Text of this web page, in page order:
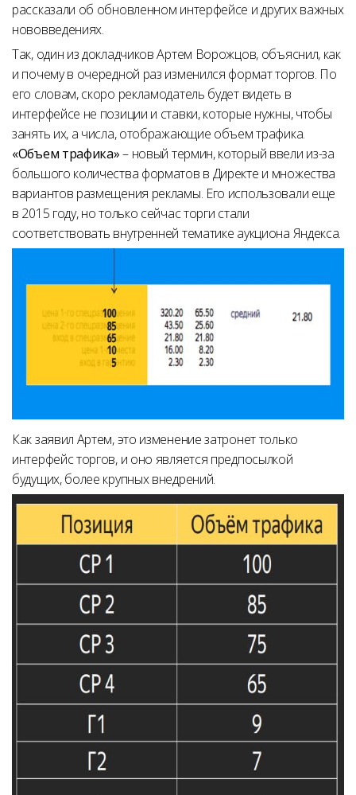
рассказали об обновленном интерфейсе и других важных
нововведениях.
Так, один из докладчиков Артем Ворожцов, объяснил, как
и почему в очередной раз изменился формат торгов. По
его словам, скоро рекламодатель будет видеть в
интерфейсе не позиции и ставки, которые нужны, чтобы
занять их, а числа, отображающие объем трафика.
«Объем трафика»– новый термин, который ввели из-за
большого количества форматов в Директе и множества
вариантов размещения рекламы. Его использовали еще
в 2015 году, но только сейчас торги стали
соответствовать внутренней тематике аукциона Яндекса.
Как заявил Артем, это изменение затронет только
интерфейс торгов, и оно является предпосылкой
будущих, более крупных внедрений.